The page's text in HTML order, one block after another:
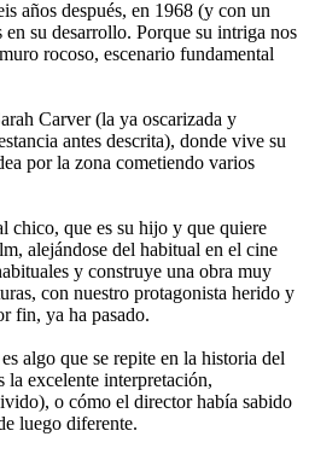
años después, en 1968 (y con un
su desarrollo. Porque su intriga nos
rocoso, escenario fundamental
Carver (la ya oscarizada y
antes descrita), donde vive su
por la zona cometiendo varios
chico, que es su hijo y que quiere
alejándose del habitual en el cine
y construye una obra muy
con nuestro protagonista herido y
fin, ya ha pasado.
algo que se repite en la historia del
la excelente interpretación,
o cómo el director había sabido
luego diferente.